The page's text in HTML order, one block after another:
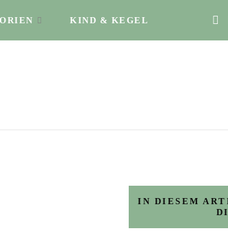
KIND & KEGEL
IN DIESEM